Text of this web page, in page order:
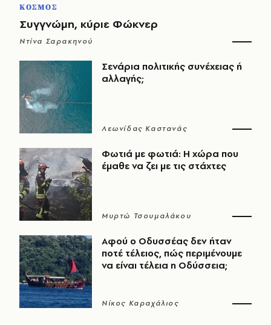
ΚΟΣΜΟΣ
Συγγνώμη, κύριε Φώκνερ
Ντίνα Σαρακηνού
Σενάρια πολιτικής συνέχειας ή
αλλαγής;
Λεωνίδας Καστανάς
Φωτιά με φωτιά: Η χώρα που
έμαθε να ζει με τις στάχτες
Μυρτώ Τσουμαλάκου
Αφού ο Οδυσσέας δεν ήταν
ποτέ τέλειος, πώς περιμένουμε
να είναι τέλεια η Οδύσσεια;
Νίκος Καραχάλιος